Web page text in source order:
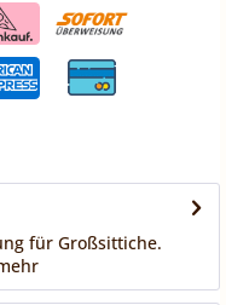
für Großsittiche.